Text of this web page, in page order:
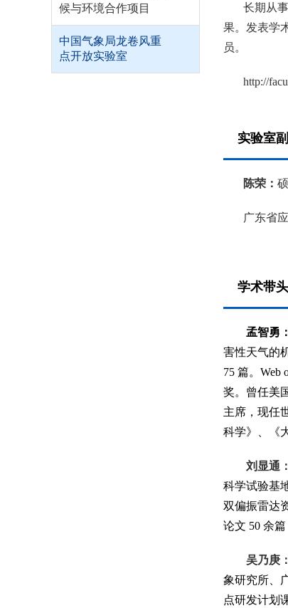
候与环境合作项目
中国气象局龙卷风重
点开放实验室
长期从
果。发表学
员。
http://
实验室
陈荣：
广东省
学术带
孟智勇：
害性天气的
75 篇。Web
奖。曾任美
主席，现任
科学》、《
刘显通：
科学试验基
双偏振雷达
论文 50 余
吴乃庚：
象研究所、
点研发计划